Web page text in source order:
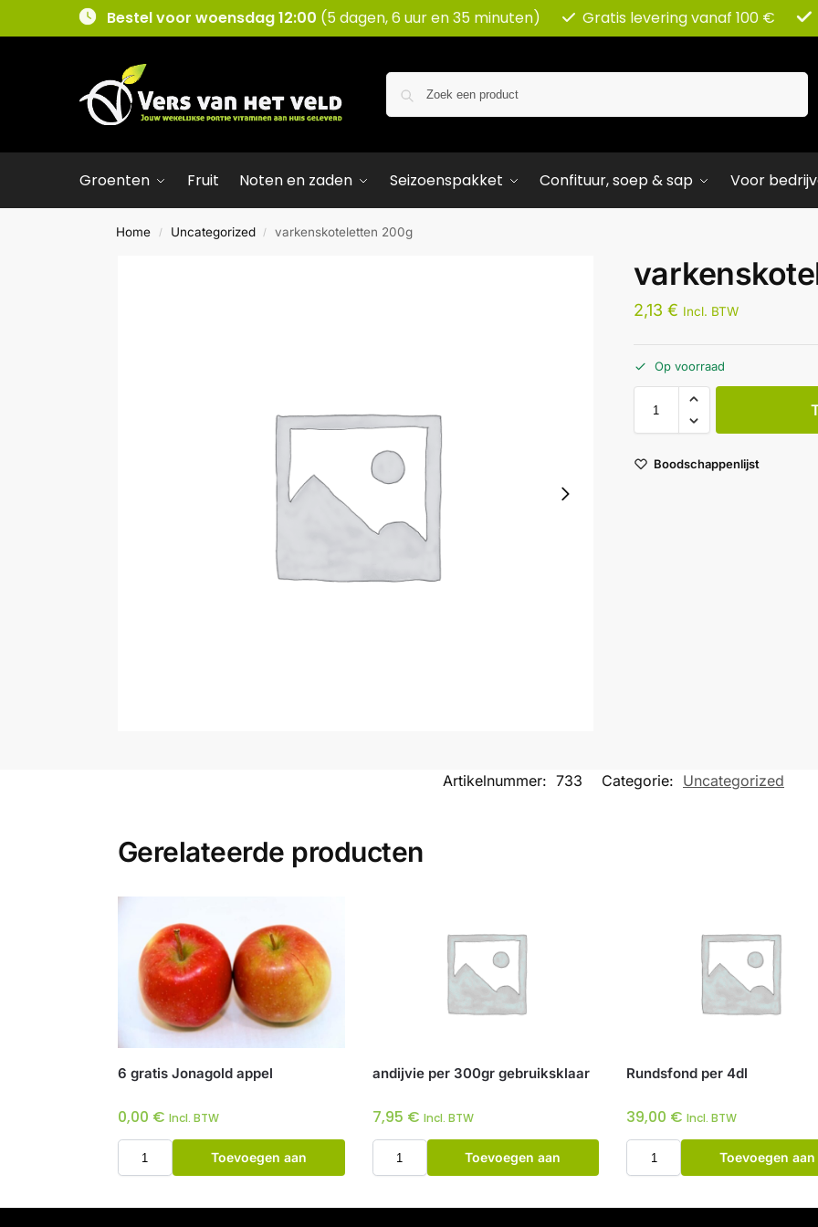
Bestel voor woensdag 12:00 (5 dagen, 6 uur en 35 minuten) Gratis levering vanaf 100 €
Groenten Fruit Noten en zaden Seizoenspakket Confituur, soep & sap Voor
Home / Uncategorized / varkenskoteletten 200g
2,13 € Incl. BTW
Op voorraad
Boodschappenlijst
Artikelnummer: 733 Categorie: Uncategorized
Gerelateerde producten
6 gratis Jonagold appel
0,00 € Incl. BTW
Toevoegen aan
andijvie per 300gr gebruiksklaar
7,95 € Incl. BTW
Toevoegen aan
Rundsfond per 4dl
39,00 € Incl. BTW
Toevoegen aan